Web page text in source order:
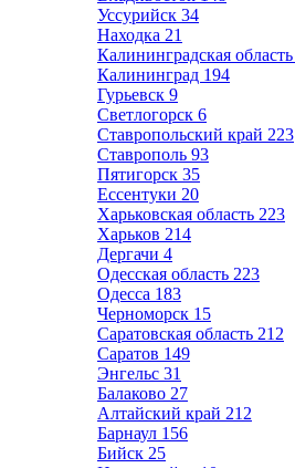
Уссурийск 34
Находка 21
Калининградская область
Калининград 194
Гурьевск 9
Светлогорск 6
Ставропольский край 223
Ставрополь 93
Пятигорск 35
Ессентуки 20
Харьковская область 223
Харьков 214
Дергачи 4
Одесская область 223
Одесса 183
Черноморск 15
Саратовская область 212
Саратов 149
Энгельс 31
Балаково 27
Алтайский край 212
Барнаул 156
Бийск 25